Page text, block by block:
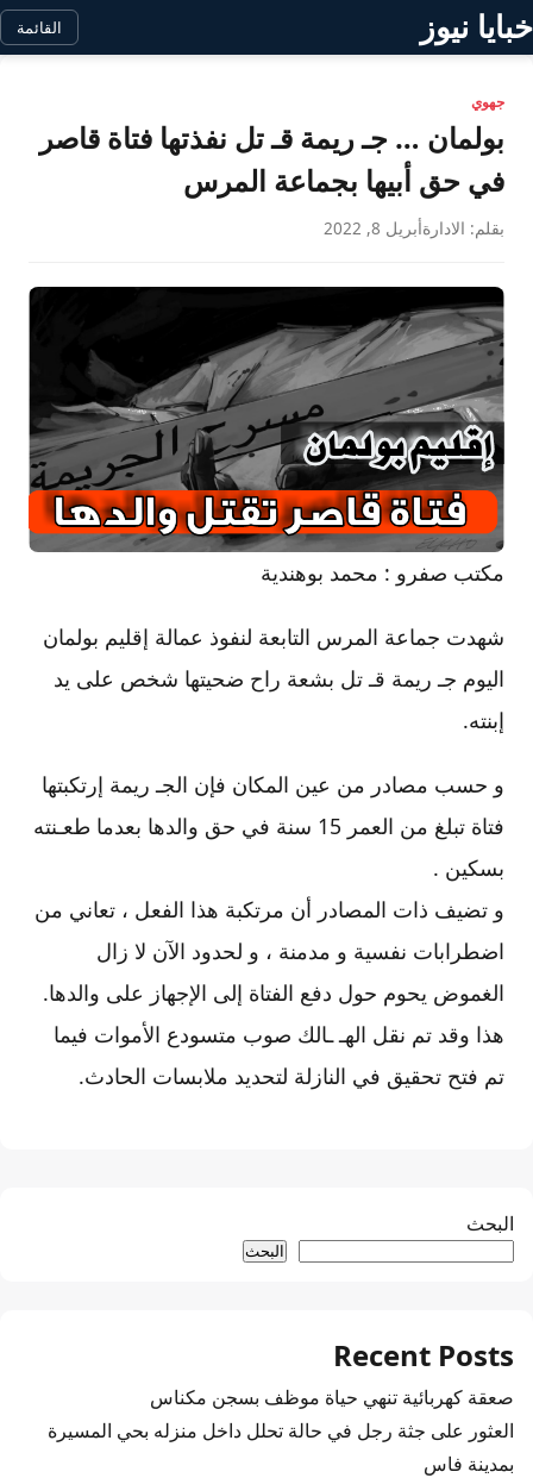
خبايا نيوز القائمة
جهوي
بولمان … جـ ريمة قـ تل نفذتها فتاة قاصر
في حق أبيها بجماعة المرس
بقلم: الادارةأبريل 8, 2022
مكتب صفرو : محمد بوهندية
شهدت جماعة المرس التابعة لنفوذ عمالة إقليم بولمان
اليوم جـ ريمة قـ تل بشعة راح ضحيتها شخص على يد
إبنته.
و حسب مصادر من عين المكان فإن الجـ ريمة إرتكبتها
فتاة تبلغ من العمر 15 سنة في حق والدها بعدما طعـنته
بسكين .
و تضيف ذات المصادر أن مرتكبة هذا الفعل ، تعاني من
اضطرابات نفسية و مدمنة ، و لحدود الآن لا زال
الغموض يحوم حول دفع الفتاة إلى الإجهاز على والدها.
هذا وقد تم نقل الهـ ـالك صوب متسودع الأموات فيما
تم فتح تحقيق في النازلة لتحديد ملابسات الحادث.
البحث
البحث
Recent Posts
صعقة كهربائية تنهي حياة موظف بسجن مكناس
العثور على جثة رجل في حالة تحلل داخل منزله بحي المسيرة
بمدينة فاس